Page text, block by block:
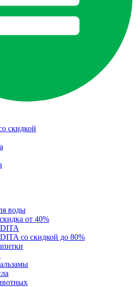
скидкой
воды
от 40%
со скидкой до 80%